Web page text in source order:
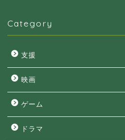
Category
支援
映画
ゲーム
ドラマ